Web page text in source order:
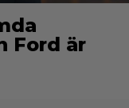
Ford är